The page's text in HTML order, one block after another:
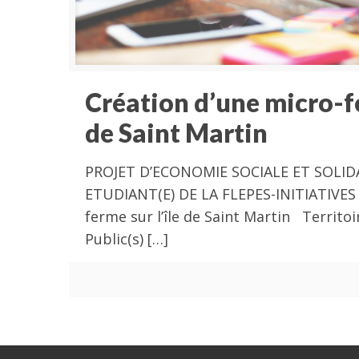
Création d’une micro-
de Saint Martin
PROJET D’ECONOMIE SOCIALE ET
ETUDIANT(E) DE LA FLEPES-
ferme sur l’île de Saint Martin
Public(s) […]